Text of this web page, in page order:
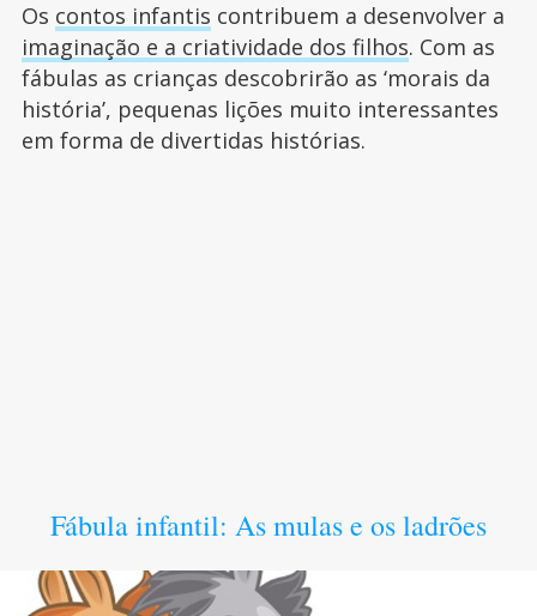
Os contos infantis contribuem a desenvolver a
imaginação e a criatividade dos filhos. Com as
fábulas as crianças descobrirão as ‘morais da
história’, pequenas lições muito interessantes
em forma de divertidas histórias.
Fábula infantil: As mulas e os ladrões